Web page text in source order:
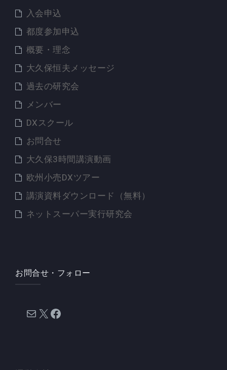
入会申込
都度参加申込
概要・理念
大久保恒夫メッセージ
過去の研究会
メンバー
DXスクール
お問合せ
大久保3時間講演動画
欧州小売DXツアー
講演資料ダウンロード（無料）
ネットスーパー実行研究会
お問合せ・フォロー
メール X Facebook